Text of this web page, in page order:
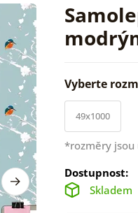
Vyberte
49x1000
*rozměry jsou
Dostupnost:
Skladem